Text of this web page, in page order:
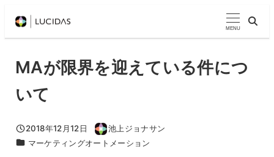
MENU
MAが限界を迎えている件につ
いて
投稿日
2018年12月12日
著
池上ジョナサン
カテゴリー
マーケティングオートメーション